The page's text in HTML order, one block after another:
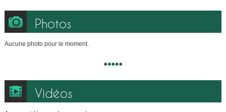
Photos
Aucune photo pour le moment.
Vidéos